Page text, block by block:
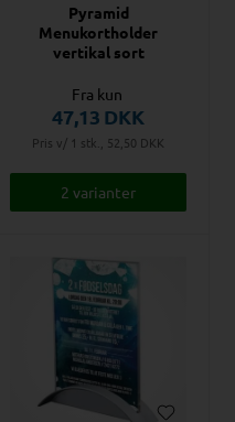
Pyramid
Menukortholder
vertikal sort
Fra kun
47,13 DKK
Pris v/ 1 stk., 52,50 DKK
2 varianter